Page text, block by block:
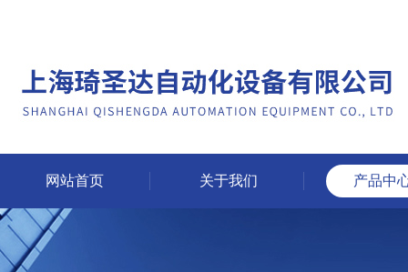
网站首页 关于我们 产品中